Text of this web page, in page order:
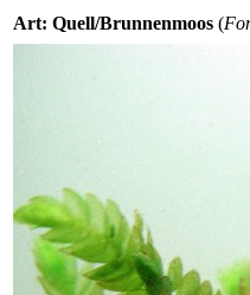
Art: Quell/Brunnenmoos (